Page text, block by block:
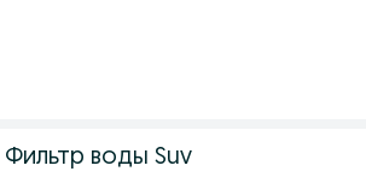
воды Suv